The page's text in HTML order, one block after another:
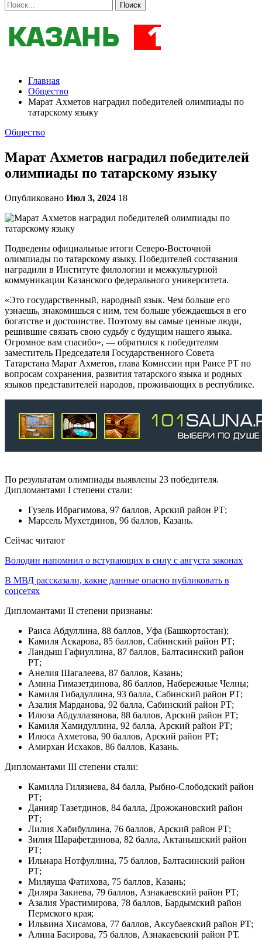
Главная
Общество
Марат Ахметов наградил победителей олимпиады по
татарскому языку
Общество
Марат Ахметов наградил победителей
олимпиады по татарскому языку
Опубликовано Июл 3, 2024 18
Подведены официальные итоги Северо-Восточной
олимпиады по татарскому языку. Победителей состязания
наградили в Институте филологии и межкультурной
коммуникации Казанского федерального университета.
«Это государственный, народный язык. Чем больше его
узнаешь, знакомишься с ним, тем больше убеждаешься в его
богатстве и достоинстве. Поэтому вы самые ценные люди,
решившие связать свою судьбу с будущим нашего языка.
Огромное вам спасибо», — обратился к победителям
заместитель Председателя Государственного Совета
Татарстана Марат Ахметов, глава Комиссии при Раисе РТ по
вопросам сохранения, развития татарского языка и родных
языков представителей народов, проживающих в республике.
По результатам олимпиады выявлены 23 победителя.
Дипломантами I степени стали:
Гузель Ибрагимова, 97 баллов, Арский район РТ;
Марсель Мухетдинов, 96 баллов, Казань.
Сейчас читают
Володин напомнил о вступающих в силу с августа законах
В МВД рассказали, какие данные опасно публиковать в
соцсетях
Дипломантами II степени признаны:
Раиса Абдуллина, 88 баллов, Уфа (Башкортостан);
Камиля Аскарова, 85 баллов, Сабинский район РТ;
Ландыш Гафиуллина, 87 баллов, Балтасинский район
РТ;
Анелия Шагалеева, 87 баллов, Казань;
Амина Гимазетдинова, 86 баллов, Набережные Челны;
Камиля Гибадуллина, 93 балла, Сабинский район РТ;
Азалия Марданова, 92 балла, Сабинский район РТ;
Илюза Абдуллазянова, 88 баллов, Арский район РТ;
Камиля Хамидуллина, 92 балла, Арский район РТ;
Илюса Ахметова, 90 баллов, Арский район РТ;
Амирхан Исхаков, 86 баллов, Казань.
Дипломантами III степени стали:
Камилла Гилязиева, 84 балла, Рыбно-Слободский район
РТ;
Данияр Тазетдинов, 84 балла, Дрожжановский район
РТ;
Лилия Хабибуллина, 76 баллов, Арский район РТ;
Зилия Шарафетдинова, 82 балла, Актанышский район
РТ;
Ильнара Нотфуллина, 75 баллов, Балтасинский район
РТ;
Миляуша Фатихова, 75 баллов, Казань;
Диляра Закиева, 79 баллов, Азнакаевский район РТ;
Азалия Урастимирова, 78 баллов, Бардымский район
Пермского края;
Ильвина Хисамова, 77 баллов, Аксубаевский район РТ;
Алина Басирова, 75 баллов, Азнакаевский район РТ.